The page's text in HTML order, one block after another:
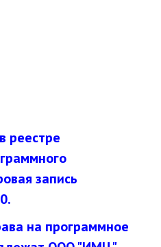
реестре
запись
на программное